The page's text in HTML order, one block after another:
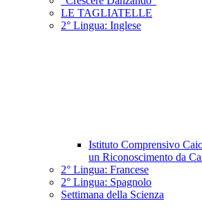
LE TAGLIATELLE
2° Lingua: Inglese
Istituto Comprensivo
un Riconoscimento da
2° Lingua: Francese
2° Lingua: Spagnolo
Settimana della Scienza